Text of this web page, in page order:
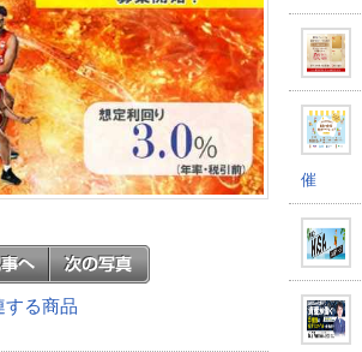
する商品
催